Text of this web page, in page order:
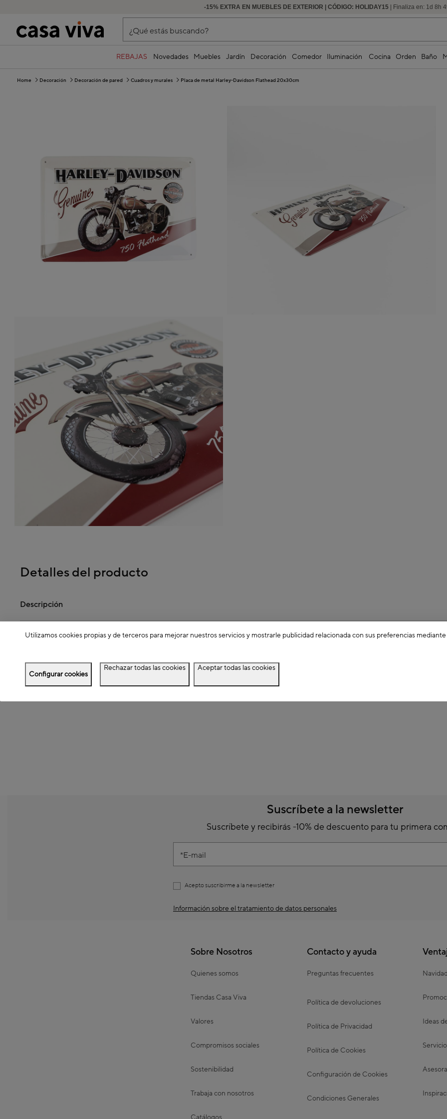
-15% EXTRA EN MUEBLES DE EXTERIOR | CÓDIGO: HOLIDAY15 | Finaliza en: 1d 8 h
HASTA -60% DE DESCUENTO | SEGUNDAS REBAJAS
¿Qué estás buscando?
REBAJAS Novedades Muebles Jardín Decoración Comedor Iluminación Cocina Orden Baño
Home Decoración Decoración de pared Cuadros y murales Placa de metal Harley-Davidson Flathead 20x30cm
Detalles del producto
Descripción
Dimensiones
Suscríbete a la newsletter
Suscríbete y recibirás -10% de descuento para tu primera
E-mail
Acepto suscribirme a la newsletter
Información sobre el tratamiento de datos personales
Sobre Nosotros
Quienes somos
Tiendas Casa Viva
Valores
Compromisos sociales
Sostenibilidad
Trabaja con nosotros
Contacto y ayuda
Preguntas frecuentes
Política de devoluciones
Política de Privacidad
Política de Cookies
Configuración de Cookies
Condiciones Generales
Navidad
Ideas
Utilizamos cookies propias y de terceros para mejorar nuestros servicios y mostrarle publicidad relacionada con sus preferencias
Configurar cookies
Rechazar todas las cookies Aceptar todas las cookies